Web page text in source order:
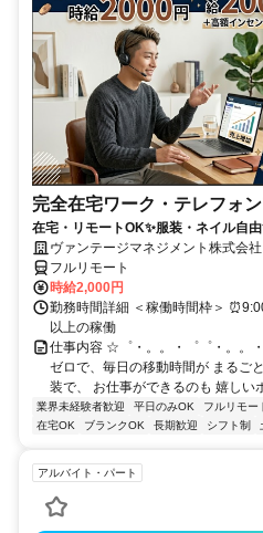
完全在宅ワーク・テレフォ
在宅・リモートOK✨服装・ネイル自
ヴァンテージマネジメント株式会社
フルリモート
時給2,000円
勤務時間詳細 ＜稼働時間枠＞
以上の稼働
仕事内容 ☆゜・。。・゜゜・。。
ゼロで、毎日の移動時間が まるご
装で、 お仕事ができるのも 嬉し
業界未経験者歓迎 平日のみOK フルリモー
在宅OK
ブランクOK 長期歓迎 シフト制
アルバイト・パート